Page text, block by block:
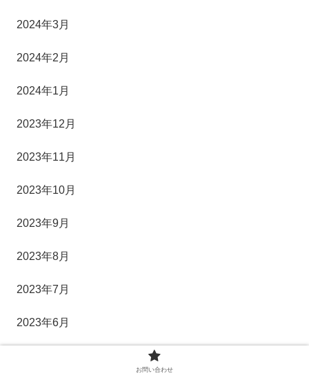
2024年3月
2024年2月
2024年1月
2023年12月
2023年11月
2023年10月
2023年9月
2023年8月
2023年7月
2023年6月
お問い合わせ